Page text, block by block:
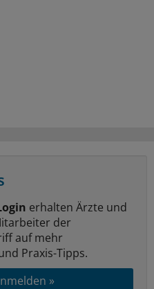
erhalten Ärzte und
der
auf mehr
Praxis-Tipps.
»